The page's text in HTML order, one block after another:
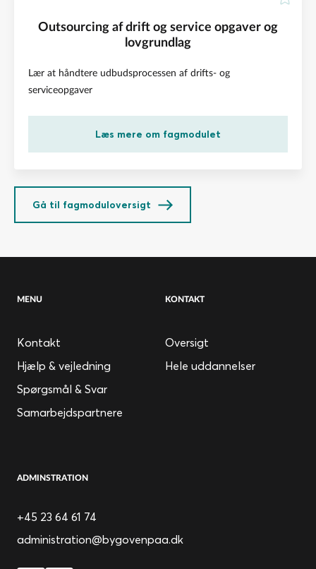
Outsourcing af drift og service opgaver og
lovgrundlag
Lær at håndtere udbudsprocessen af drifts- og
serviceopgaver
Læs mere om fagmodulet
Gå til fagmoduloversigt
MENU
Kontakt
Hjælp & vejledning
Spørgsmål & Svar
Samarbejdspartnere
KONTAKT
Oversigt
Hele uddannelser
ADMINSTRATION
+45 23 64 61 74
administration@bygovenpaa.dk